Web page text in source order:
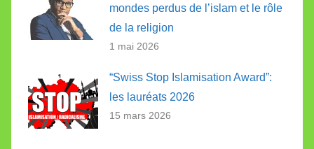
mondes perdus de l’islam et le rôle
de la religion
1 mai 2026
“Swiss Stop Islamisation Award”:
les lauréats 2026
15 mars 2026